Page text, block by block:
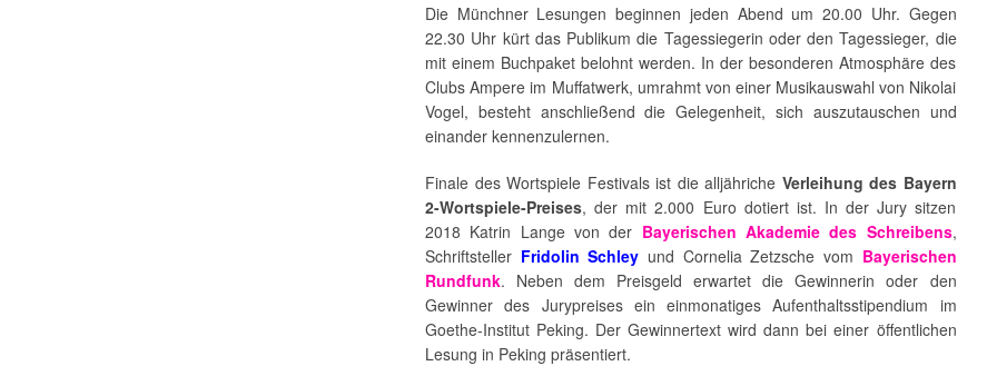
Die Münchner Lesungen beginnen jeden Abend um 20.00 Uhr. Gegen
22.30 Uhr kürt das Publikum die Tagessiegerin oder den Tagessieger, die
mit einem Buchpaket belohnt werden. In der besonderen Atmosphäre des
Clubs Ampere im Muffatwerk, umrahmt von einer Musikauswahl von Nikolai
Vogel, besteht anschließend die Gelegenheit, sich auszutauschen und
einander kennenzulernen.
Finale des Wortspiele Festivals ist die alljähriche Verleihung des Bayern
2-Wortspiele-Preises, der mit 2.000 Euro dotiert ist. In der Jury sitzen
2018 Katrin Lange von der Bayerischen Akademie des Schreibens,
Schriftsteller Fridolin Schley und Cornelia Zetzsche vom Bayerischen
Rundfunk. Neben dem Preisgeld erwartet die Gewinnerin oder den
Gewinner des Jurypreises ein einmonatiges Aufenthaltsstipendium im
Goethe-Institut Peking. Der Gewinnertext wird dann bei einer öffentlichen
Lesung in Peking präsentiert.